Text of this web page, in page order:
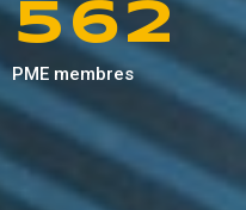
5
6
7
6
7
8
2
3
4
PME membres